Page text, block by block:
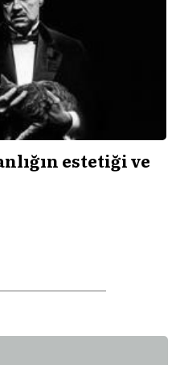
estetiği ve